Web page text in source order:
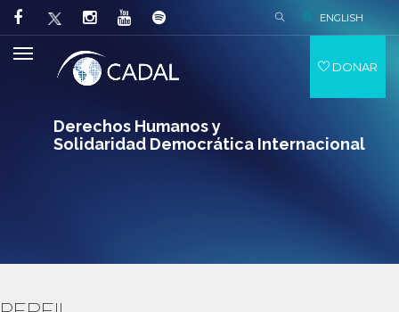
Derechos Humanos y
Solidaridad Democrática Internacional
ENGLISH
DONAR